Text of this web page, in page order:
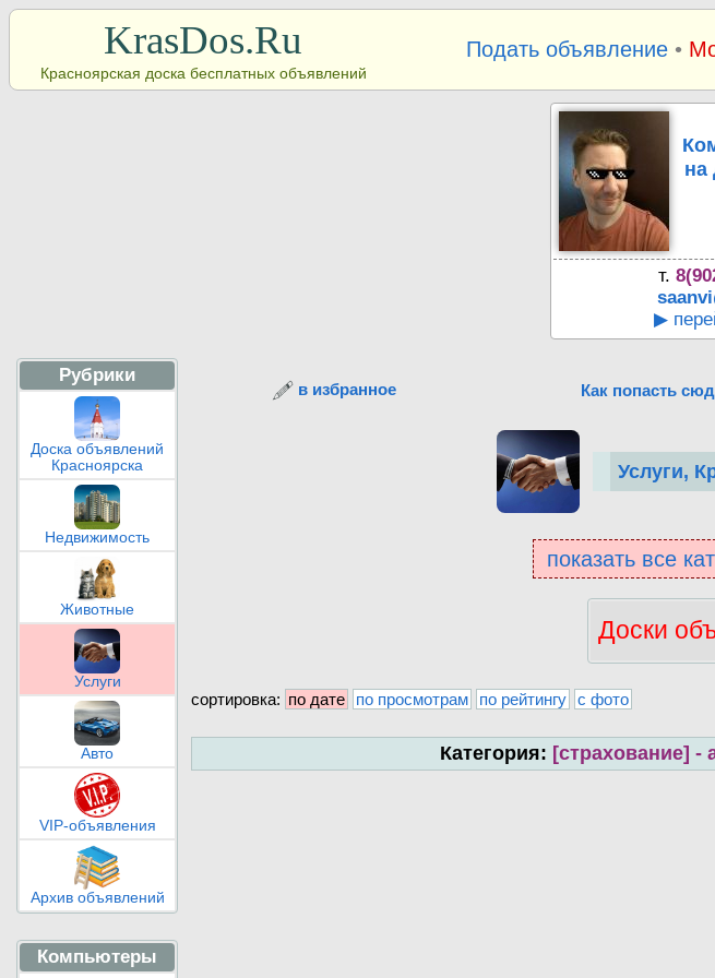
KrasDos.Ru
Красноярская доска бесплатных объявлений
Подать объявление•
на
т.
▶
Рубрики
Доска объявлений
Красноярска
Недвижимость
Животные
Услуги
Авто
VIP-объявления
Архив объявлений
Компьютеры
в избранное
Как попасть
Услуги,
показать все
Доски
сортировка: по дате по просмотрам по рейтингу с фото
Категория: [страхование] -